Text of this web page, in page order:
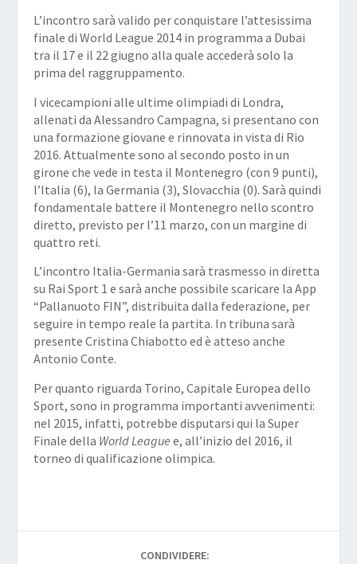
L’incontro sarà valido per conquistare l’attesissima
finale diWorld League 2014 in programma a Dubai
tra il 17 e il 22 giugno alla quale accederà solo la
prima del raggruppamento.
I vicecampioni alle ultime olimpiadi di Londra,
allenati da Alessandro Campagna, si presentano con
una formazione giovane e rinnovata in vista di Rio
2016. Attualmente sono al secondo posto in un
girone che vede in testa il Montenegro (con 9 punti),
l’Italia (6), la Germania (3), Slovacchia (0). Sarà quindi
fondamentale battere il Montenegro nello scontro
diretto, previsto per l’11 marzo, con un margine di
quattro reti.
L’incontro Italia-Germania sarà trasmesso in diretta
su Rai Sport 1 e sarà anche possibile scaricare la App
“Pallanuoto FIN”, distribuita dalla federazione, per
seguire in tempo reale la partita. In tribuna sarà
presente Cristina Chiabotto ed è atteso anche
Antonio Conte.
Per quanto riguarda Torino, Capitale Europea dello
Sport, sono in programma importanti avvenimenti:
nel 2015, infatti, potrebbe disputarsi qui la Super
Finale della World League e, all’inizio del 2016, il
torneo di qualificazione olimpica.
CONDIVIDERE: